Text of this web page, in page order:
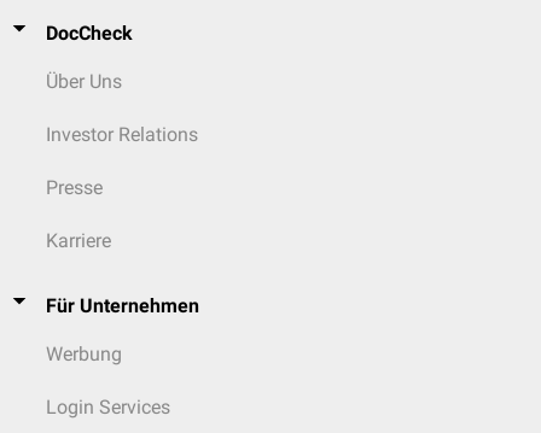
DocCheck
Über Uns
Investor Relations
Presse
Karriere
Für Unternehmen
Werbung
Login Services